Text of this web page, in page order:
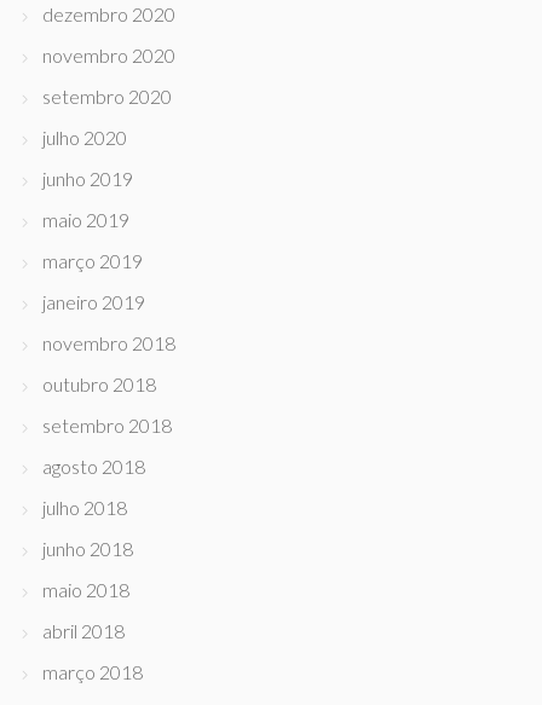
dezembro 2020
novembro 2020
setembro 2020
julho 2020
junho 2019
maio 2019
março 2019
janeiro 2019
novembro 2018
outubro 2018
setembro 2018
agosto 2018
julho 2018
junho 2018
maio 2018
abril 2018
março 2018